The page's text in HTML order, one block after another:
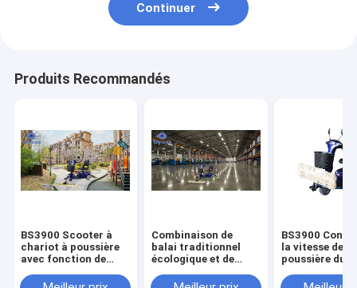
Continuer
Produits Recommandés
BS3900 Scooter à
chariot à poussière
avec fonction de
humide
Combinaison de
balai traditionnel
écologique et de
pour un nettoyage en
BS3900
la vitesse de la
poussière du
en plastique